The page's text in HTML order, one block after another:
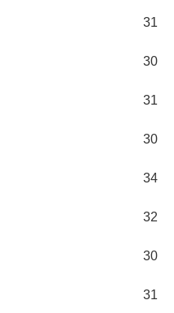
31
30
31
30
34
32
30
31